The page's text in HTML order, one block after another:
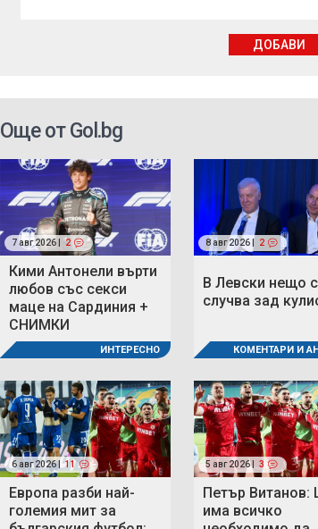
ДОБАВИ
Още от Gol.bg
7 авг 2026 | 2
Кими Антонели върти
любов със секси
маце на Сардиния +
СНИМКИ
ИНТЕРЕСНО
8 авг 2026 | 2
В Левски нещо
случва зад
КОМЕНТАРИ И
6 авг 2026 | 11
Европа разби най-
големия мит за
5 авг 2026 | 3
Петър Витанов:
има всичко